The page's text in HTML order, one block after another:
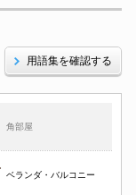
用語集を確認する
角部屋
ベランダ・バルコニー